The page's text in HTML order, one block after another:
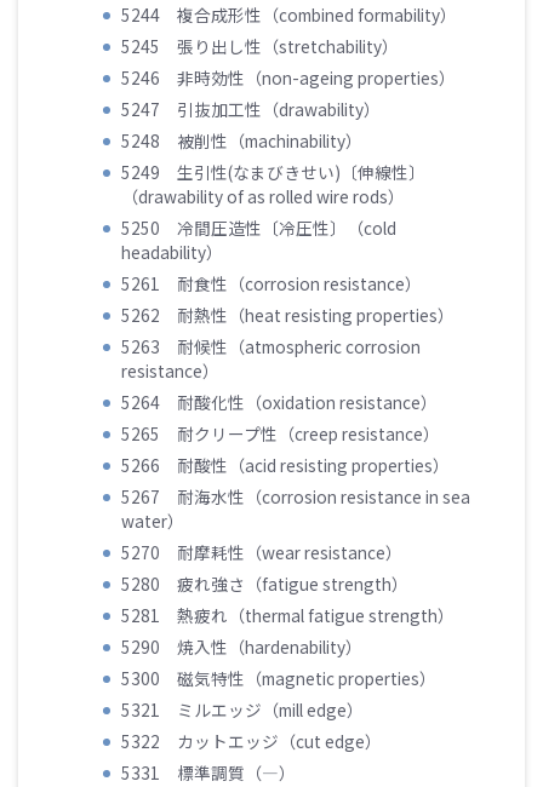
5244 複合成形性（combined formability）
5245 張り出し性（stretchability）
5246 非時効性（non-ageing properties）
5247 引抜加工性（drawability）
5248 被削性（machinability）
5249 生引性(なまびきせい)〔伸線性〕
（drawability of as rolled wire rods）
5250 冷間圧造性〔冷圧性〕（cold
headability）
5261 耐食性（corrosion resistance）
5262 耐熱性（heat resisting properties）
5263 耐候性（atmospheric corrosion
resistance）
5264 耐酸化性（oxidation resistance）
5265 耐クリープ性（creep resistance）
5266 耐酸性（acid resisting properties）
5267 耐海水性（corrosion resistance in sea
water）
5270 耐摩耗性（wear resistance）
5280 疲れ強さ（fatigue strength）
5281 熱疲れ（thermal fatigue strength）
5290 焼入性（hardenability）
5300 磁気特性（magnetic properties）
5321 ミルエッジ（mill edge）
5322 カットエッジ（cut edge）
5331 標準調質（―）